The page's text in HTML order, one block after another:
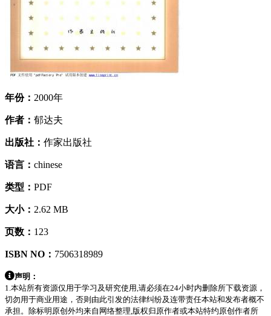
年份： 2000年
作者： 郁达夫
出版社： 作家出版社
语言： chinese
类型： PDF
大小： 2.62 MB
页数： 123
ISBN NO： 7506318989
声明：
1.本站所有资源仅用于学习及研究使用,请必须在24小时内删除所下载资源，
切勿用于商业用途，否则由此引发的法律纠纷及连带责任本站和发布者概不
承担。除标明原创外均来自网络整理,版权归原作者或本站特约原创作者所